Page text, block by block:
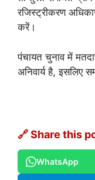
रजिस्ट्रीकरण
करें।
पंचायत चुनाव में
अनिवार्य है, इसलिए
🔗 Share this
WhatsApp